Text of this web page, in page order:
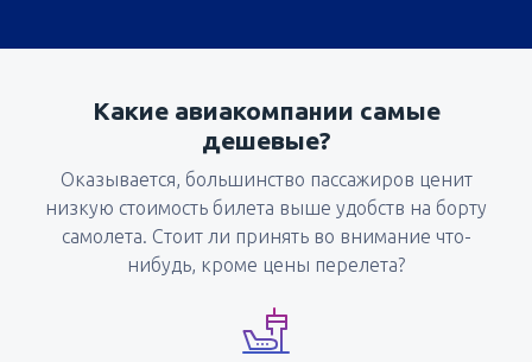
Какие авиакомпании самые
дешевые?
Оказывается, большинство пассажиров ценит
низкую стоимость билета выше удобств на борту
самолета. Стоит ли принять во внимание что-
нибудь, кроме цены перелета?